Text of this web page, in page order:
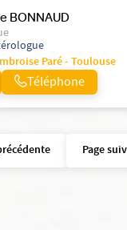
BONNAUD
Paré - Toulouse
Téléphone
Page